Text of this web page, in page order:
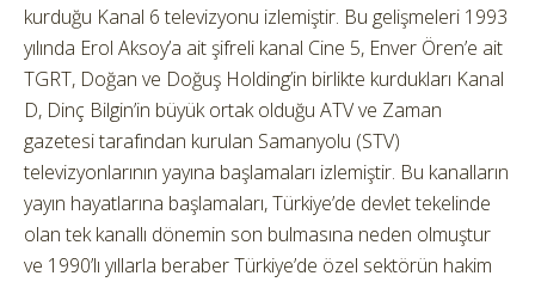
kurduğu Kanal 6 televizyonu izlemiştir. Bu gelişmeleri 1993
yılında Erol Aksoy’a ait şifreli kanal Cine 5, Enver Ören’e ait
TGRT, Doğan ve Doğuş Holding’in birlikte kurdukları Kanal
D, Dinç Bilgin’in büyük ortak olduğu ATV ve Zaman
gazetesi tarafından kurulan Samanyolu (STV)
televizyonlarının yayına başlamaları izlemiştir. Bu kanalların
yayın hayatlarına başlamaları, Türkiye’de devlet tekelinde
olan tek kanallı dönemin son bulmasına neden olmuştur
ve 1990’lı yıllarla beraber Türkiye’de özel sektörün hakim